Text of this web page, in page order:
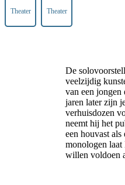
Theater Theater
De
veelzijdig
van een jongen
jaren later zijn
verhuisdozen
neemt hij het
een houvast
monologen
willen voldoen